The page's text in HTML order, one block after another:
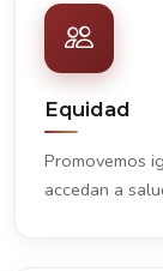
Equidad
Promovemos
accedan a